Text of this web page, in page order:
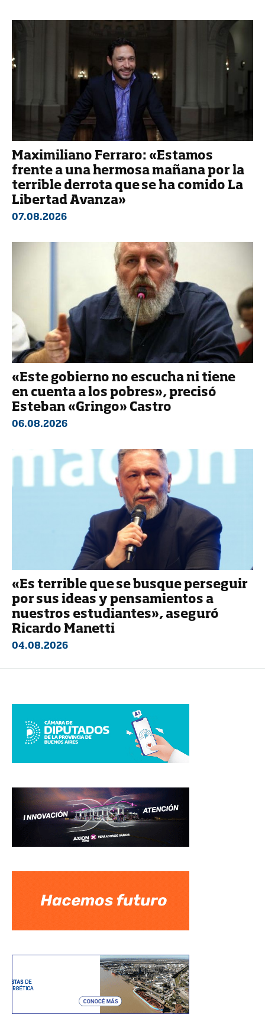
Maximiliano Ferraro: «Estamos
frente a una hermosa mañana por la
terrible derrota que se ha comido La
Libertad Avanza»
07.08.2026
«Este gobierno no escucha ni tiene
en cuenta a los pobres», precisó
Esteban «Gringo» Castro
06.08.2026
«Es terrible que se busque perseguir
por sus ideas y pensamientos a
nuestros estudiantes», aseguró
Ricardo Manetti
04.08.2026